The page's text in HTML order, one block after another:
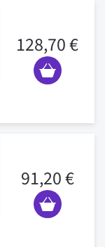
128,70 €
91,20 €